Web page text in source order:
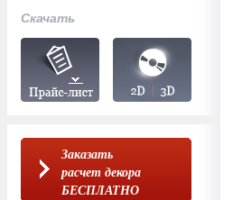
Скачать
Заказать
расчет декора
БЕСПЛАТНО